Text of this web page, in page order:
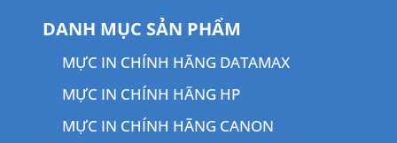
DANH MỤC SẢN PHẨM
MỰC IN CHÍNH HÃNG DATAMAX
MỰC IN CHÍNH HÃNG HP
MỰC IN CHÍNH HÃNG CANON